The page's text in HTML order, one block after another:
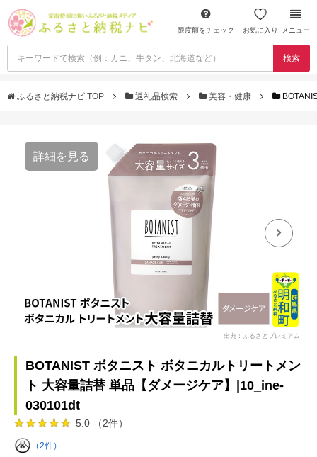
限度額をチェック お気に入り メニュー
検索
ふるさと納税ナビ TOP 返礼品検索 美容・健康
詳細を見る
出典：ふるさとプレミアム
BOTANIST ボタニスト ボタニカルトリートメン
ト 大容量詰替 単品【ダメージケア】|10_ine-
030101dt
5.0 （2件）
（2件）